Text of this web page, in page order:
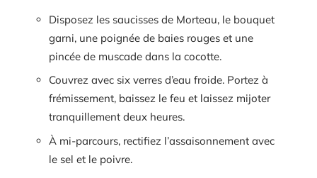
Disposez les saucisses de Morteau, le bouquet
garni, une poignée de baies rouges et une
pincée de muscade dans la cocotte.
Couvrez avec six verres d’eau froide. Portez à
frémissement, baissez le feu et laissez mijoter
tranquillement deux heures.
À mi-parcours, rectifiez l’assaisonnement avec
le sel et le poivre.